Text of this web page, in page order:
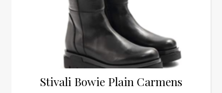
Stivali Bowie Plain Carmens